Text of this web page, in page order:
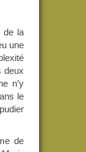
de la
une
deux
n’y
le
de